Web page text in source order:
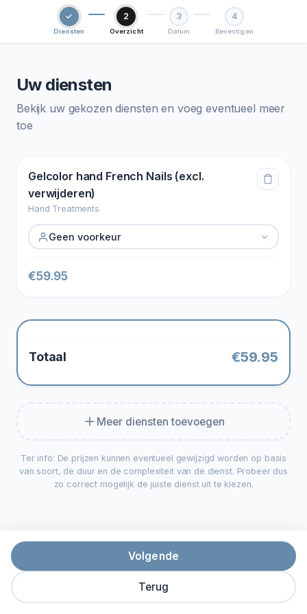
✓
Diensten
2
Overzicht
3
Datum
4
Bevestigen
Uw diensten
Bekijk uw gekozen diensten en voeg eventueel meer
toe
Gelcolor hand French Nails (excl.
verwijderen)
Hand Treatments
Geen voorkeur
€59.95
Totaal €59.95
Meer diensten toevoegen
Ter info: De prijzen kunnen eventueel gewijzigd worden op basis
van soort, de duur en de complexiteit van de dienst. Probeer dus
zo correct mogelijk de juiste dienst uit te kiezen.
Terug
Volgende